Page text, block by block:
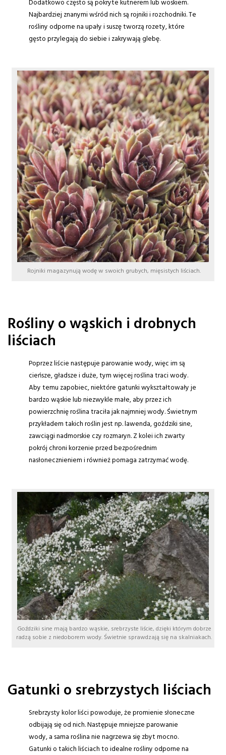
Dodatkowo często są pokryte kutnerem lub woskiem.
Najbardziej znanymi wśród nich są rojniki i rozchodniki. Te
rośliny odporne na upały i suszę tworzą rozety, które
gęsto przylegają do siebie i zakrywają glebę.
Rojniki magazynują wodę w swoich grubych, mięsistych liściach.
Rośliny o wąskich i drobnych
liściach
Poprzez liście następuje parowanie wody, więc im są
cieńsze, gładsze i duże, tym więcej roślina traci wody.
Aby temu zapobiec, niektóre gatunki wykształtowały je
bardzo wąskie lub niezwykle małe, aby przez ich
powierzchnię roślina traciła jak najmniej wody. Świetnym
przykładem takich roślin jest np. lawenda, goździki sine,
zawciągi nadmorskie czy rozmaryn. Z kolei ich zwarty
pokrój chroni korzenie przed bezpośrednim
nasłonecznieniem i również pomaga zatrzymać wodę.
Goździki sine mają bardzo wąskie, srebrzyste liście, dzięki którym dobrze
radzą sobie z niedoborem wody. Świetnie sprawdzają się na skalniakach.
Gatunki o srebrzystych liściach
Srebrzysty kolor liści powoduje, że promienie słoneczne
odbijają się od nich. Następuje mniejsze parowanie
wody, a sama roślina nie nagrzewa się zbyt mocno.
Gatunki o takich liściach to idealne rośliny odporne na